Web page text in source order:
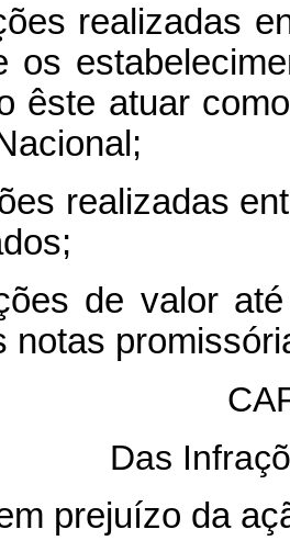
realizadas
os
êste atuar
realizadas
de valor
notas
Das
prejuízo da